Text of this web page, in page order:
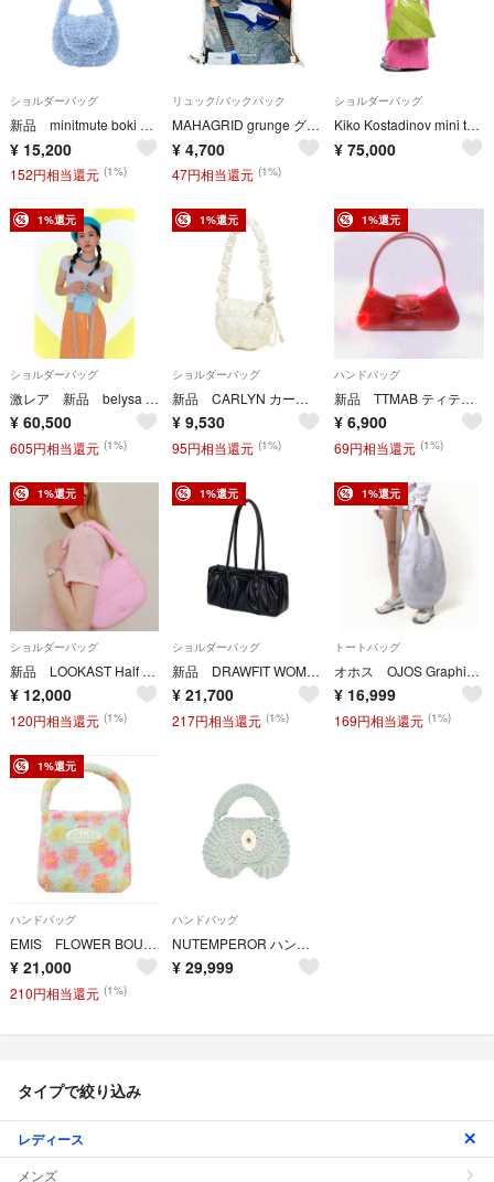
ショルダーバッグ
新品 minitmute boki dumble snow blue バッグ
¥ 15,200
152円相当還元 (1%)
リュック/バックパック
MAHAGRID grunge グランジ Y2K ナップサック リュックサック
¥ 4,700
47円相当還元 (1%)
ショルダーバッグ
Kiko Kostadinov mini twisted shopper バッグ
¥ 75,000
1%還元
ショルダーバッグ
激レア 新品 belysa ビタミンミルクバッグ チェーンベルト ミント Y2K
¥ 60,500
605円相当還元 (1%)
1%還元
ショルダーバッグ
新品 CARLYN カーリン Poing Glow ショルダーバッグ アイボリー
¥ 9,530
95円相当還元 (1%)
1%還元
ハンドバッグ
新品 TTMAB ティティマブ ハンドバッグ リボン バレエコア レッド Y2K
¥ 6,900
69円相当還元 (1%)
1%還元
ショルダーバッグ
新品 LOOKAST Half Moon Padded Bag パッフィーバッグ
¥ 12,000
120円相当還元 (1%)
1%還元
ショルダーバッグ
新品 DRAWFIT WOMEN ショルダーバッグ ブラック レザー モード
¥ 21,700
217円相当還元 (1%)
1%還元
トートバッグ
オホス OJOS Graphic Padded Bag バッグ アスキーアート
¥ 16,999
169円相当還元 (1%)
1%還元
ハンドバッグ
EMIS FLOWER BOUCLE SQUARE BAG ハンドバッグ 花柄
¥ 21,000
210円相当還元 (1%)
ハンドバッグ
NUTEMPEROR ハンドメイドポイントバッグ ⭐︎
¥ 29,999
タイプで絞り込み
レディース
メンズ